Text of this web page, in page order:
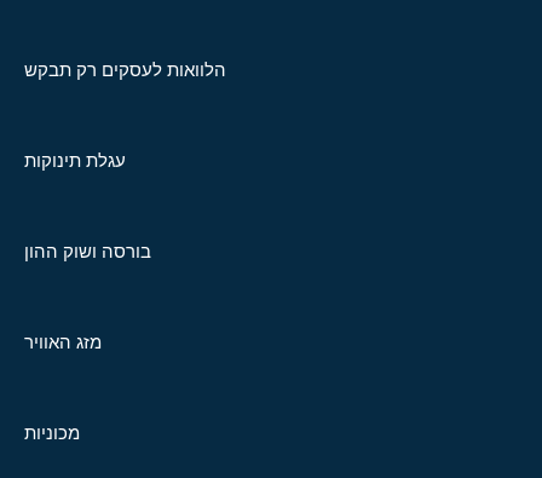
הלוואות לעסקים רק תבקש
עגלת תינוקות
בורסה ושוק ההון
מזג האוויר
מכוניות